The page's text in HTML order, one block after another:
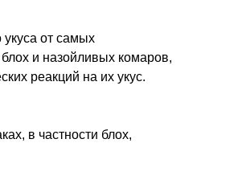
укуса от самых
и назойливых комаров,
реакций на их укус.​
в частности блох,